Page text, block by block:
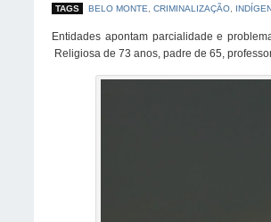
TAGS
BELO MONTE CRIMINALIZAÇÃO,
Entidades apontam parcialidade e
Religiosa de 73 anos, padre de 65,